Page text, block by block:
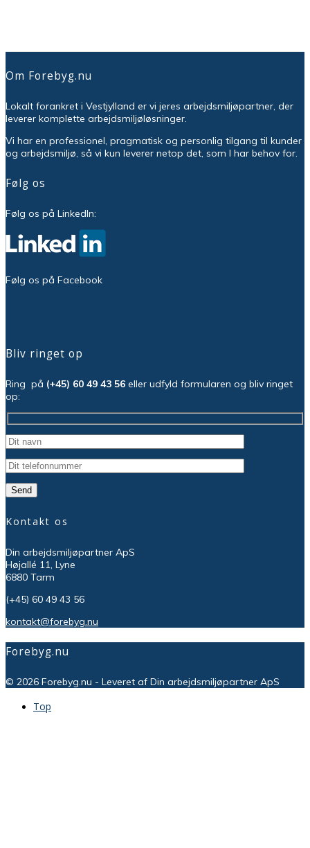
Om Forebyg.nu
Lokalt forankret i Vestjylland er vi jeres arbejdsmiljøpartner, der
leverer komplette arbejdsmiljøløsninger.
Vi har en professionel, pragmatisk og personlig tilgang til kunder
og arbejdsmiljø, så vi kun leverer netop det, som I har behov for.
Følg os
Følg os på LinkedIn:
Følg os på Facebook
Bliv ringet op
Ring på (+45) 60 49 43 56 eller udfyld formularen og bliv ringet
op:
Please leave this field empty.
Kontakt os
Din arbejdsmiljøpartner ApS
Højallé 11, Lyne
6880 Tarm
(+45) 60 49 43 56
kontakt@forebyg.nu
Forebyg.nu
© 2026 Forebyg.nu - Leveret af Din arbejdsmiljøpartner ApS
Top